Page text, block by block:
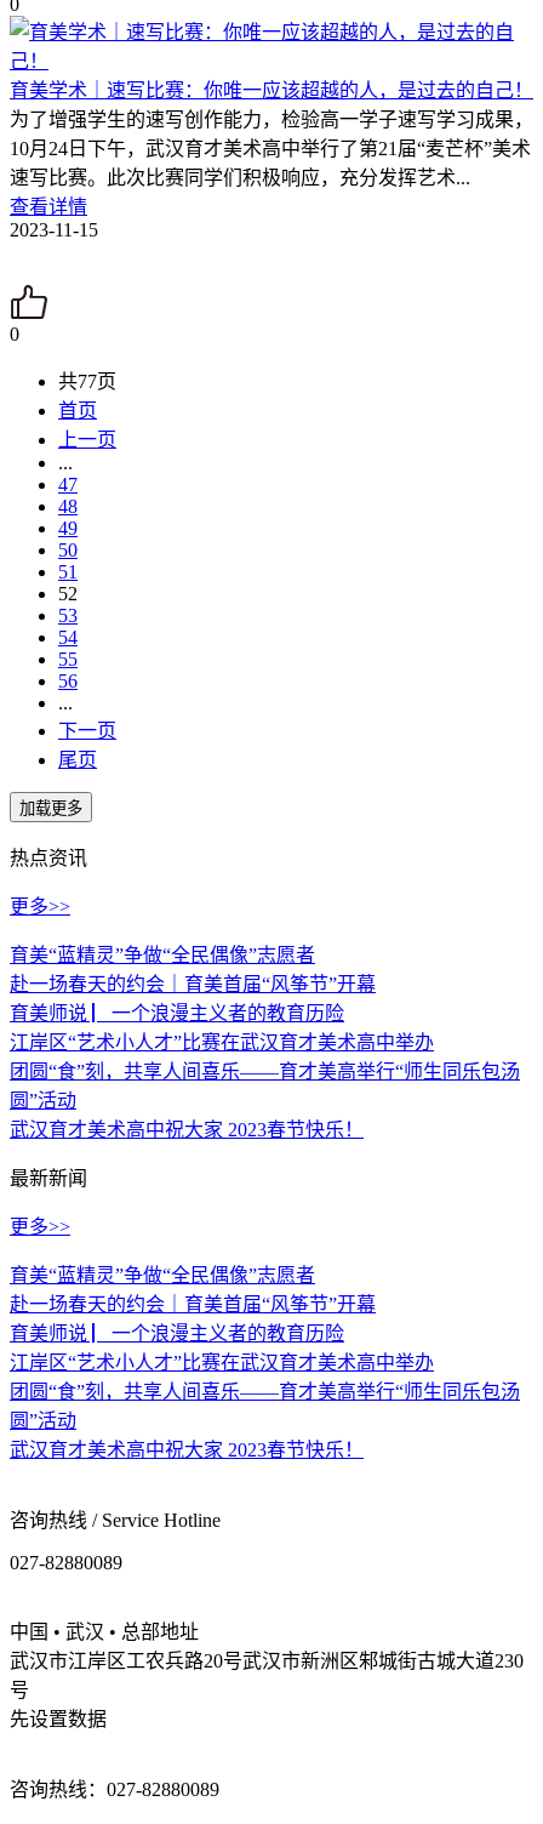
育美学术｜速写比赛：你唯一应该超越的人，是过去的自己！
为了增强学生的速写创作能力，检验高一学子速写学习成果，
10月24日下午，武汉育才美术高中举行了第21届“麦芒杯”美术
速写比赛。此次比赛同学们积极响应，充分发挥艺术...
查看详情
2023-11-15
0
共77页
首页
上一页
...
47
48
49
50
51
52
53
54
55
56
...
下一页
尾页
热点资讯
更多>>
育美“蓝精灵”争做“全民偶像”志愿者
赴一场春天的约会｜育美首届“风筝节”开幕
育美师说 ▏一个浪漫主义者的教育历险
江岸区“艺术小人才”比赛在武汉育才美术高中举办
团圆“食”刻，共享人间喜乐——育才美高举行“师生同乐包汤
圆”活动
武汉育才美术高中祝大家 2023春节快乐！
最新新闻
更多>>
育美“蓝精灵”争做“全民偶像”志愿者
赴一场春天的约会｜育美首届“风筝节”开幕
育美师说 ▏一个浪漫主义者的教育历险
江岸区“艺术小人才”比赛在武汉育才美术高中举办
团圆“食”刻，共享人间喜乐——育才美高举行“师生同乐包汤
圆”活动
武汉育才美术高中祝大家 2023春节快乐！
咨询热线 / Service Hotline
027-82880089
中国 • 武汉 • 总部地址
武汉市江岸区工农兵路20号武汉市新洲区邾城街古城大道230
号
先设置数据
咨询热线：027-82880089